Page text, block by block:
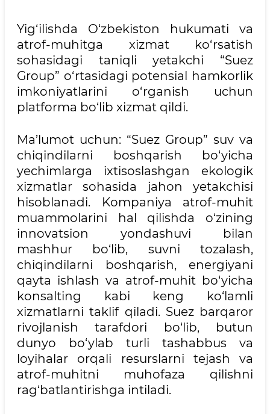
Yig‘ilishda O‘zbekiston hukumati va
atrof-muhitga xizmat ko‘rsatish
sohasidagi taniqli yetakchi “Suez
Group” o‘rtasidagi potensial hamkorlik
imkoniyatlarini o‘rganish uchun
platforma bo‘lib xizmat qildi.
Ma’lumot uchun: “Suez Group” suv va
chiqindilarni boshqarish bo‘yicha
yechimlarga ixtisoslashgan ekologik
xizmatlar sohasida jahon yetakchisi
hisoblanadi. Kompaniya atrof-muhit
muammolarini hal qilishda o‘zining
innovatsion yondashuvi bilan
mashhur bo‘lib, suvni tozalash,
chiqindilarni boshqarish, energiyani
qayta ishlash va atrof-muhit bo‘yicha
konsalting kabi keng ko‘lamli
xizmatlarni taklif qiladi. Suez barqaror
rivojlanish tarafdori bo‘lib, butun
dunyo bo‘ylab turli tashabbus va
loyihalar orqali resurslarni tejash va
atrof-muhitni muhofaza qilishni
rag‘batlantirishga intiladi.